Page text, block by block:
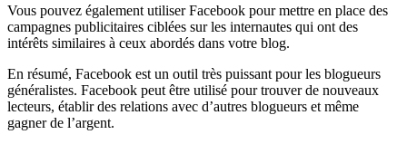
Vous pouvez également utiliser Facebook pour mettre en place des
campagnes publicitaires ciblées sur les internautes qui ont des
intérêts similaires à ceux abordés dans votre blog.
En résumé, Facebook est un outil très puissant pour les blogueurs
généralistes. Facebook peut être utilisé pour trouver de nouveaux
lecteurs, établir des relations avec d’autres blogueurs et même
gagner de l’argent.